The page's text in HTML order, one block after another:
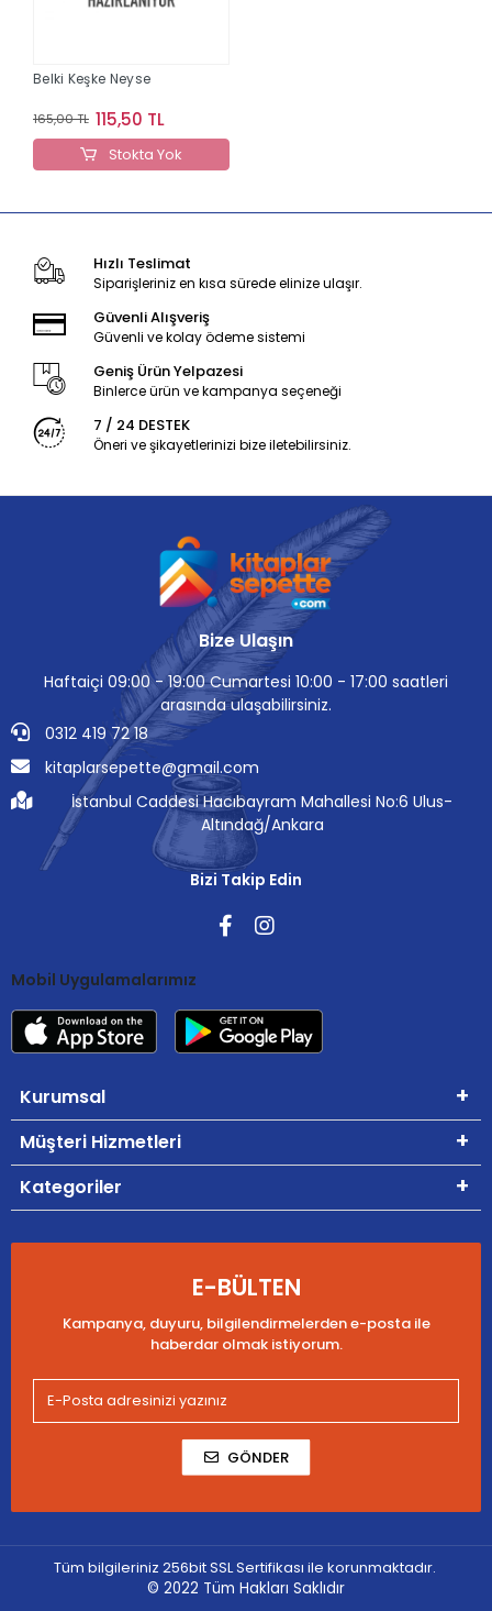
Belki Keşke Neyse
165,00 TL 115,50 TL
Stokta Yok
Hızlı Teslimat
Siparişleriniz en kısa sürede elinize ulaşır.
Güvenli Alışveriş
Güvenli ve kolay ödeme sistemi
Geniş Ürün Yelpazesi
Binlerce ürün ve kampanya seçeneği
7 / 24 DESTEK
Öneri ve şikayetlerinizi bize iletebilirsiniz.
Bize Ulaşın
Haftaiçi 09:00 - 19:00 Cumartesi 10:00 - 17:00 saatleri
arasında ulaşabilirsiniz.
0312 419 72 18
kitaplarsepette@gmail.com
İstanbul Caddesi Hacıbayram Mahallesi No:6 Ulus-
Altındağ/Ankara
Bizi Takip Edin
Mobil Uygulamalarımız
Kurumsal
Müşteri Hizmetleri
Kategoriler
E-BÜLTEN
Kampanya, duyuru, bilgilendirmelerden e-posta ile
haberdar olmak istiyorum.
GÖNDER
Tüm bilgileriniz 256bit SSL Sertifikası ile korunmaktadır.
© 2022 Tüm Hakları Saklıdır